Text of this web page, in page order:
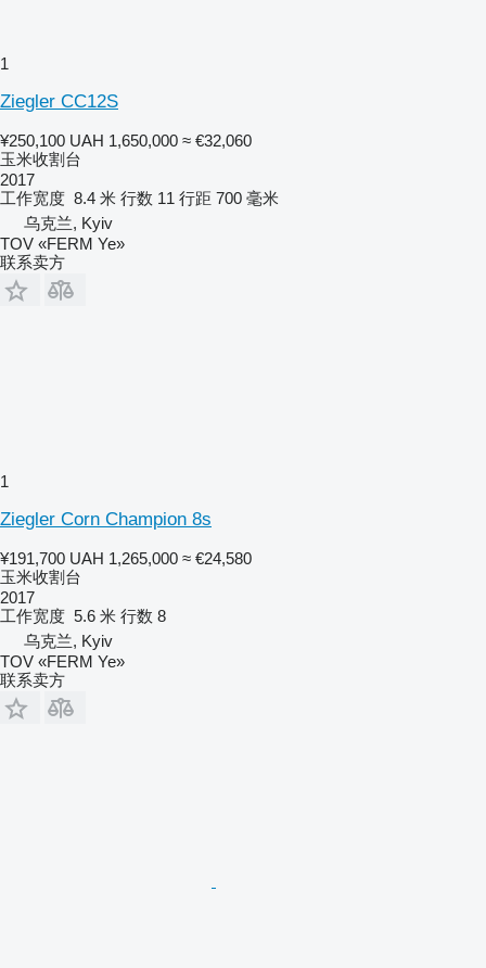
1
Ziegler CC12S
¥250,100 UAH 1,650,000 ≈ €32,060
玉米收割台
2017
工作宽度 8.4 米 行数 11 行距 700 毫米
乌克兰, Kyiv
TOV «FERM Ye»
联系卖方
1
Ziegler Corn Champion 8s
¥191,700 UAH 1,265,000 ≈ €24,580
玉米收割台
2017
工作宽度 5.6 米 行数 8
乌克兰, Kyiv
TOV «FERM Ye»
联系卖方